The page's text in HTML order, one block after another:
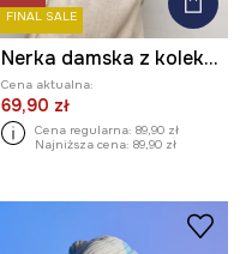
FINAL SALE
Nerka damska z kolekcji Ilona Tambor x Medicine
Cena aktualna:
69,90 zł
Cena regularna: 89,90 zł
Najniższa cena: 89,90 zł